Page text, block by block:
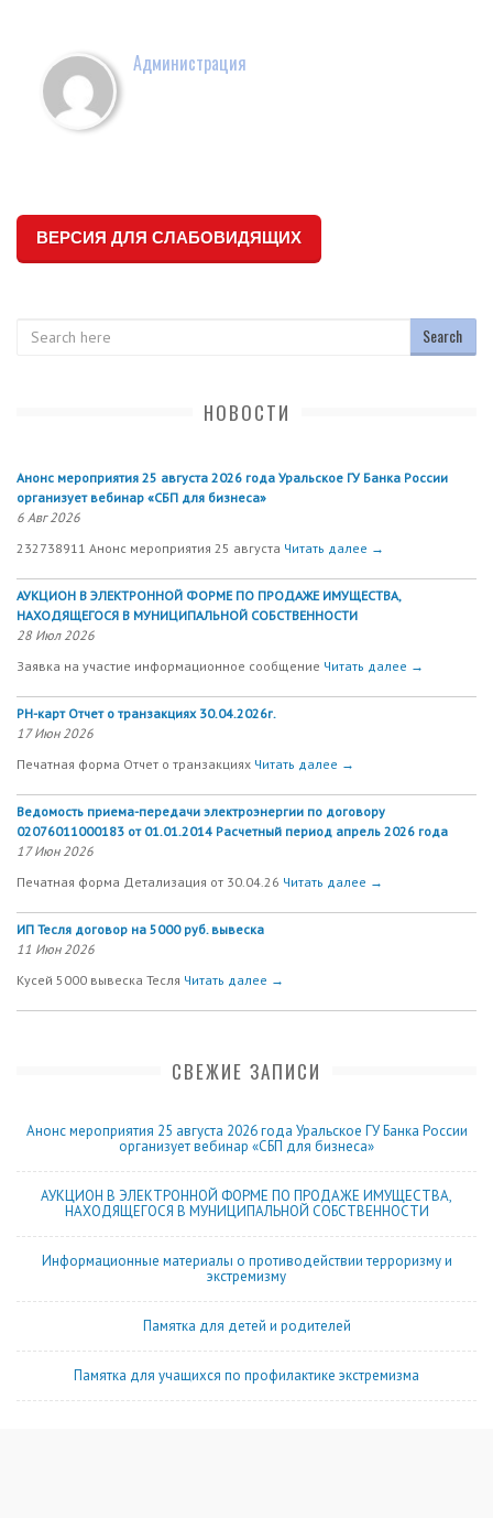
Администрация
ВЕРСИЯ ДЛЯ СЛАБОВИДЯЩИХ
НОВОСТИ
Анонс мероприятия 25 августа 2026 года Уральское ГУ Банка России
организует вебинар «СБП для бизнеса»
6 Авг 2026
232738911 Анонс мероприятия 25 августа Читать далее →
АУКЦИОН В ЭЛЕКТРОННОЙ ФОРМЕ ПО ПРОДАЖЕ ИМУЩЕСТВА,
НАХОДЯЩЕГОСЯ В МУНИЦИПАЛЬНОЙ СОБСТВЕННОСТИ
28 Июл 2026
Заявка на участие информационное сообщение Читать далее →
РН-карт Отчет о транзакциях 30.04.2026г.
17 Июн 2026
Печатная форма Отчет о транзакциях Читать далее →
Ведомость приема-передачи электроэнергии по договору
02076011000183 от 01.01.2014 Расчетный период апрель 2026 года
17 Июн 2026
Печатная форма Детализация от 30.04.26 Читать далее →
ИП Тесля договор на 5000 руб. вывеска
11 Июн 2026
Кусей 5000 вывеска Тесля Читать далее →
СВЕЖИЕ ЗАПИСИ
Анонс мероприятия 25 августа 2026 года Уральское ГУ Банка России
организует вебинар «СБП для бизнеса»
АУКЦИОН В ЭЛЕКТРОННОЙ ФОРМЕ ПО ПРОДАЖЕ ИМУЩЕСТВА,
НАХОДЯЩЕГОСЯ В МУНИЦИПАЛЬНОЙ СОБСТВЕННОСТИ
Информационные материалы о противодействии терроризму и
экстремизму
Памятка для детей и родителей
Памятка для учащихся по профилактике экстремизма